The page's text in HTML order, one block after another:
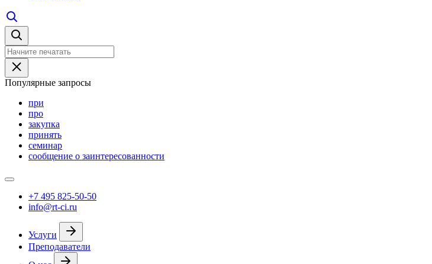
Популярные запросы
при
про
закупка
принять
семинар
сообщение о заинтересованности
+7 495 825-50-50
info@rt-ci.ru
Услуги
Преподаватели